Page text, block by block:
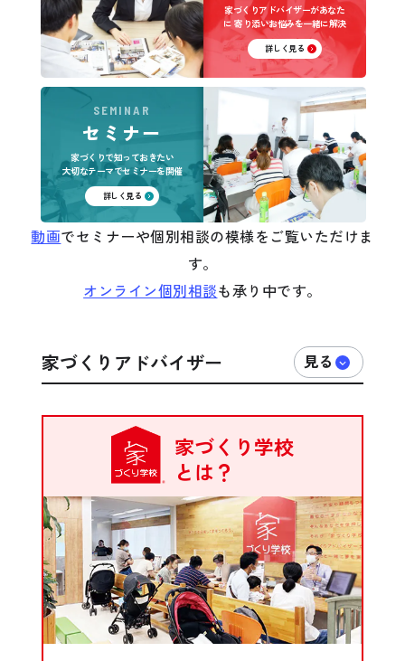
家づくりアドバイザーがあなた
に寄り添いお悩みを一緒に解決
詳しく見る
SEMINAR
セミナー
家づくりで知っておきたい
大切なテーマでセミナーを開催
詳しく見る
動画でセミナーや個別相談の模様をご覧いただけま
す。
オンライン個別相談も承り中です。
家づくりアドバイザー
家づくり学校
とは？